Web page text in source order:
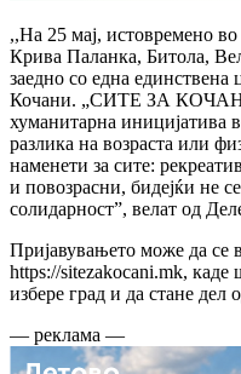
,,На 25 мај, истовремено
Крива Паланка, Битола,
заедно со една единствена
Кочани. „СИТЕ ЗА
хуманитарна иницијатива
разлика на возраста или
наменети за сите:
и повозрасни, бидејќи не
солидарност”, велат од
Пријавувањето може да се
https://sitezakocani.mk, каде
избере град и да стане дел
— реклама —